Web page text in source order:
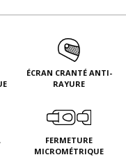
ÉCRAN CRANTÉ ANTI-
RAYURE
FERMETURE
MICROMÉTRIQUE